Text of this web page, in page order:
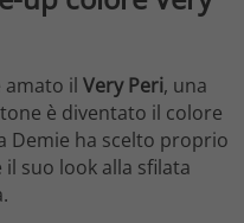
il Very Peri, una
è diventato il colore
Demie ha scelto proprio
suo look alla sfilata